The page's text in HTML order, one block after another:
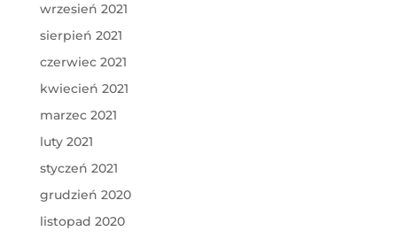
wrzesień 2021
sierpień 2021
czerwiec 2021
kwiecień 2021
marzec 2021
luty 2021
styczeń 2021
grudzień 2020
listopad 2020